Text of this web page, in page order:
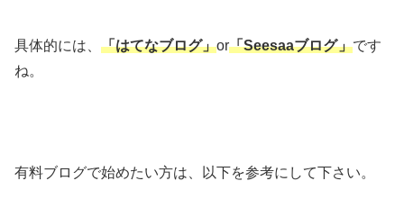
具体的には、 「はてなブログ」or「Seesaaブログ」です
ね。
有料ブログで始めたい方は、以下を参考にして下さい。